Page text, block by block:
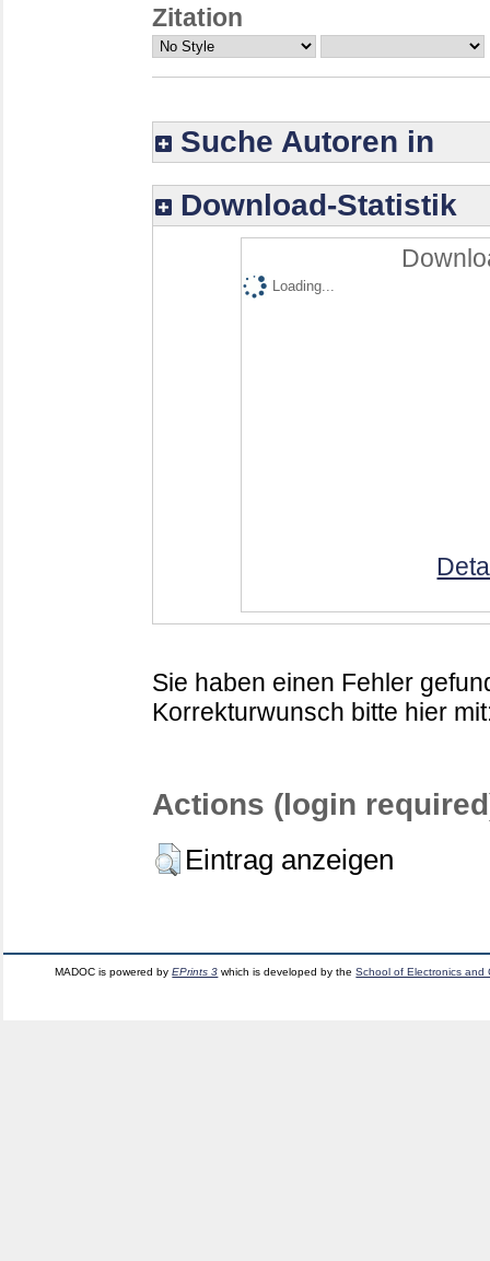
Zitation
Suche Autoren in
Download-Statistik
Loading...
Sie haben einen Fehler
Korrekturwunsch bitte hier
Actions (login
Eintrag anzeigen
MADOC is powered byEPrints 3 which is developed by theSchool of Electronics and